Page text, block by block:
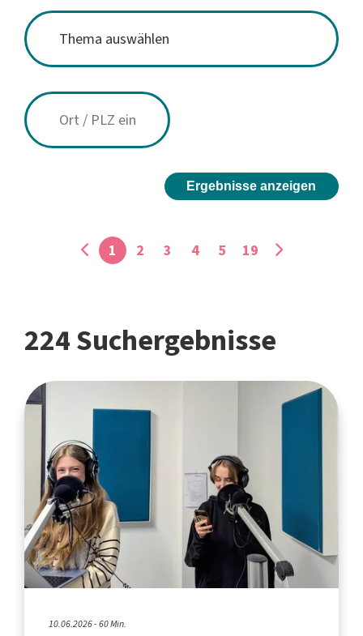
Ergebnisse anzeigen
1 2 3 4 5 19
224 Suchergebnisse
10.06.2026 - 60 Min.